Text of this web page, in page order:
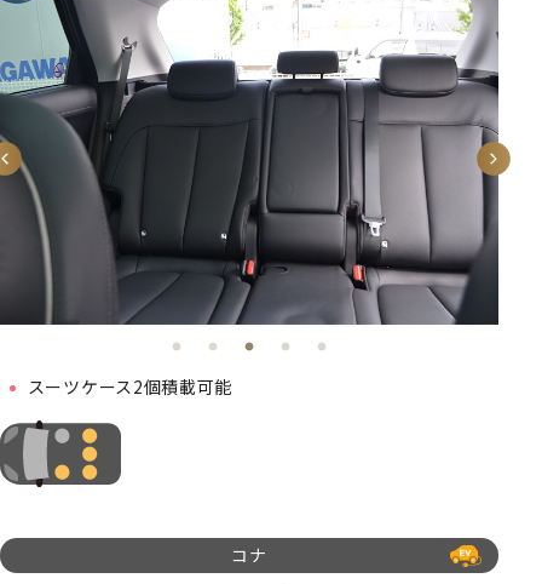
スーツケース2個積載可能
コナ